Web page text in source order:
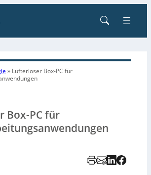
» Lüfterloser Box-PC für
Box-PC für